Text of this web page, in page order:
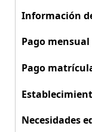
Información
Pago
Pago
Necesidades